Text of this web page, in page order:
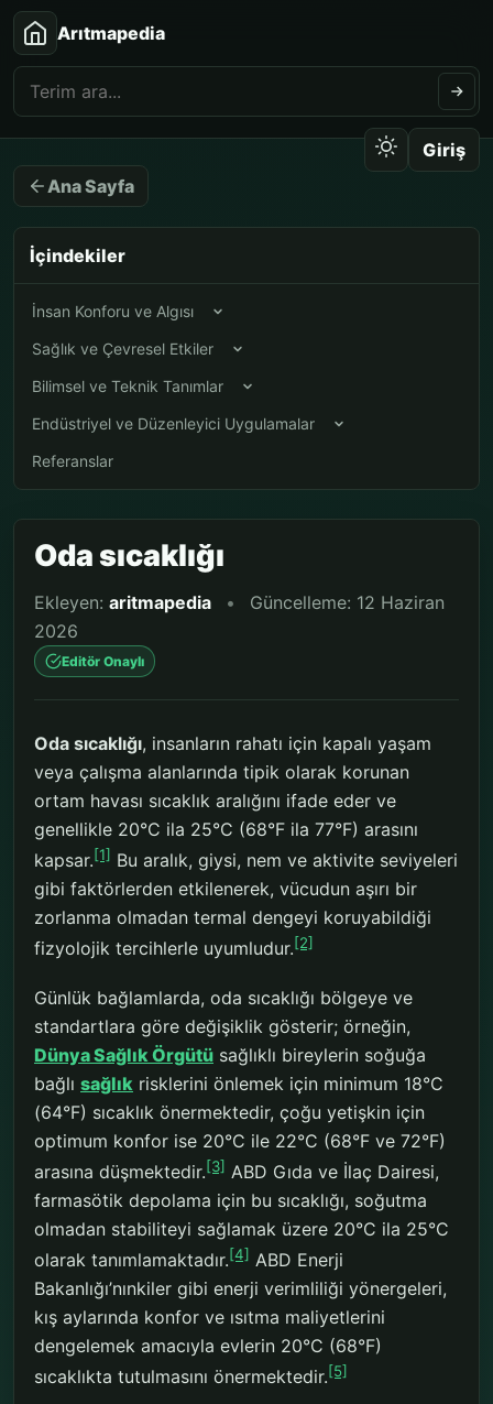
Arıtmapedia
Giriş
Ana Sayfa
İçindekiler
İnsan Konforu ve Algısı
Sağlık ve Çevresel Etkiler
Bilimsel ve Teknik Tanımlar
Endüstriyel ve Düzenleyici Uygulamalar
Referanslar
Oda sıcaklığı
Ekleyen: aritmapedia •
Güncelleme: 12 Haziran
2026
Editör Onaylı
Oda sıcaklığı, insanların rahatı için kapalı yaşam
veya çalışma alanlarında tipik olarak korunan
ortam havası sıcaklık aralığını ifade eder ve
genellikle 20°C ila 25°C (68°F ila 77°F) arasını
kapsar.[1] Bu aralık, giysi, nem ve aktivite seviyeleri
gibi faktörlerden etkilenerek, vücudun aşırı bir
zorlanma olmadan termal dengeyi koruyabildiği
fizyolojik tercihlerle uyumludur.[2]
Günlük bağlamlarda, oda sıcaklığı bölgeye ve
standartlara göre değişiklik gösterir; örneğin,
Dünya Sağlık Örgütü sağlıklı bireylerin soğuğa
bağlı sağlık risklerini önlemek için minimum 18°C
(64°F) sıcaklık önermektedir, çoğu yetişkin için
optimum konfor ise 20°C ile 22°C (68°F ve 72°F)
arasına düşmektedir.[3] ABD Gıda ve İlaç Dairesi,
farmasötik depolama için bu sıcaklığı, soğutma
olmadan stabiliteyi sağlamak üzere 20°C ila 25°C
olarak tanımlamaktadır.[4] ABD Enerji
Bakanlığı’nınkiler gibi enerji verimliliği yönergeleri,
kış aylarında konfor ve ısıtma maliyetlerini
dengelemek amacıyla evlerin 20°C (68°F)
sıcaklıkta tutulmasını önermektedir.[5]